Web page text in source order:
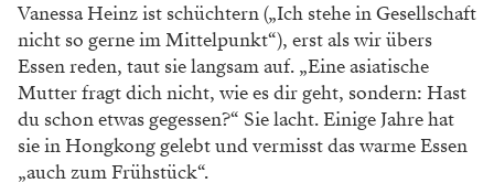
Vanessa Heinz ist schüchtern („Ich stehe in Gesellschaft
nicht so gerne im Mittelpunkt“), erst als wir übers
Essen reden, taut sie langsam auf. „Eine asiatische
Mutter fragt dich nicht, wie es dir geht, sondern: Hast
du schon etwas gegessen?“ Sie lacht. Einige Jahre hat
sie in Hongkong gelebt und vermisst das warme Essen
„auch zum Frühstück“.